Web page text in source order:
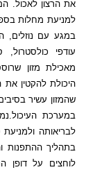
את הרצון לאכול.
למניעת מחלות
במגע עם נוזלים,
עודפי
מאכילת מזון
היכולת להקטין
שהמזון עשיר
במערכת
לבריאותה
בתהליך ההתפנות
לוחצים על דופן